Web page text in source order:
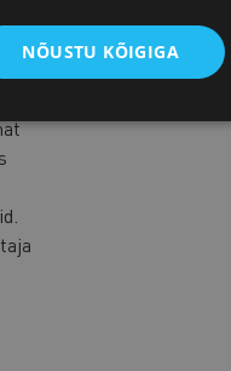
NÕUSTU KÕIGIGA